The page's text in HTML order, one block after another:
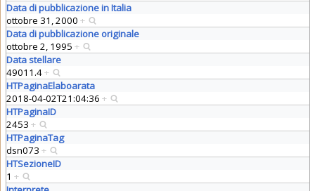
Data di pubblicazione in Italia
ottobre 31, 2000 +
Data di pubblicazione originale
ottobre 2, 1995 +
Data stellare
49011.4+
HTPaginaElaboarata
2018-04-02T21:04:36 +
HTPaginaID
2453 +
HTPaginaTag
dsn073 +
HTSezioneID
1 +